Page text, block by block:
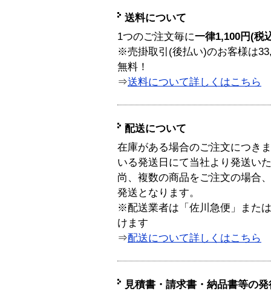
送料について
1つのご注文毎に一律1,100円(税
※売掛取引(後払い)のお客様は
無料！
⇒送料について詳しくはこちら
配送について
在庫がある場合のご注文につき
いる発送日にて当社より発送い
尚、複数の商品をご注文の場合
発送となります。
※配送業者は「佐川急便」また
けます
⇒配送について詳しくはこちら
見積書・請求書・納品書等の